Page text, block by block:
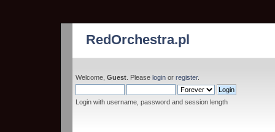
RedOrchestra.pl
Welcome, Guest. Please login or register.
Login with username, password and session length